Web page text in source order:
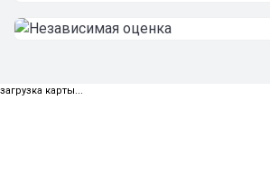
загрузка карты...